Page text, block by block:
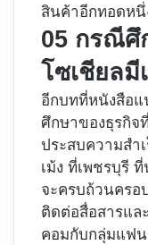
สินค้าอีกทอดหนึ่
05 กรณีศึ
โซเชียลมี
อีกบทที่หนังสือ
ศึกษาของธุรกิจ
ประสบความสำ
เม้ง ที่เพชรบุรี
จะครบถ้วนครอ
ติดต่อสื่อสารแ
คอมกับกลุ่มแฟน